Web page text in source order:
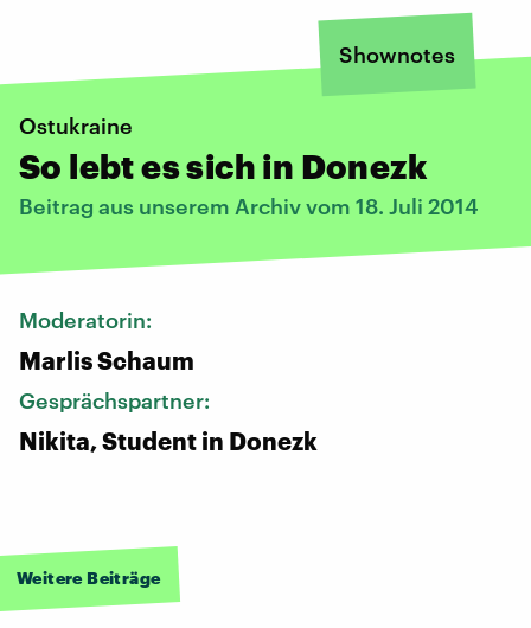
Shownotes
Ostukraine
So lebt es sich in Donezk
Beitrag aus unserem Archiv vom 18. Juli 2014
Moderatorin:
Marlis Schaum
Gesprächspartner:
Nikita, Student in Donezk
Weitere Beiträge